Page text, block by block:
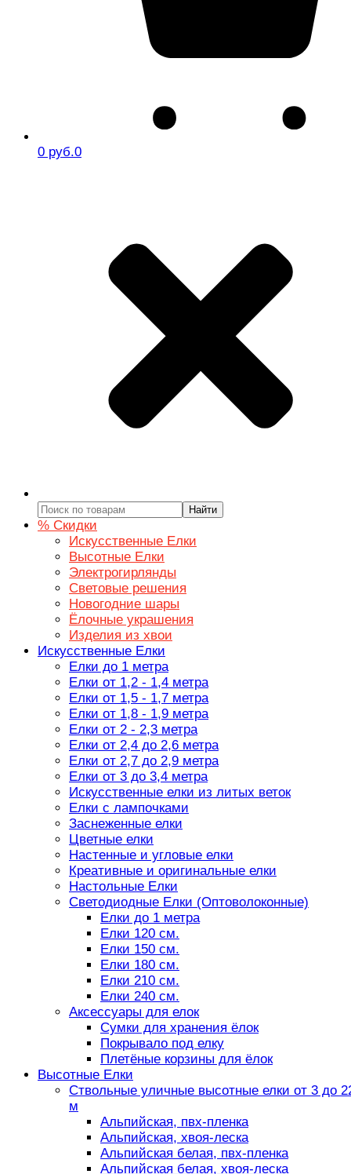
0 руб.0
Найти
% Скидки
Искусственные Елки
Высотные Елки
Электрогирлянды
Световые решения
Новогодние шары
Ёлочные украшения
Изделия из хвои
Искусственные Елки
Елки до 1 метра
Елки от 1,2 - 1,4 метра
Елки от 1,5 - 1,7 метра
Елки от 1,8 - 1,9 метра
Елки от 2 - 2,3 метра
Елки от 2,4 до 2,6 метра
Елки от 2,7 до 2,9 метра
Елки от 3 до 3,4 метра
Искусственные елки из литых веток
Елки с лампочками
Заснеженные елки
Цветные елки
Настенные и угловые елки
Креативные и оригинальные елки
Настольные Елки
Светодиодные Елки (Оптоволоконные)
Елки до 1 метра
Елки 120 см.
Елки 150 см.
Елки 180 см.
Елки 210 см.
Елки 240 см.
Аксессуары для елок
Сумки для хранения ёлок
Покрывало под елку
Плетёные корзины для ёлок
Высотные Елки
Ствольные уличные высотные елки от 3 до
м
Альпийская, пвх-пленка
Альпийская, хвоя-леска
Альпийская белая, пвх-пленка
Альпийская белая, хвоя-леска